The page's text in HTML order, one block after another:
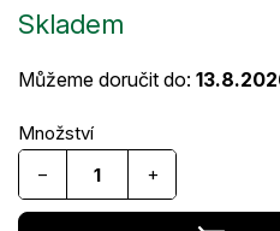
Skladem
Můžeme doručit do:
+
−